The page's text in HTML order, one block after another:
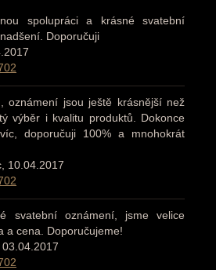
spolupráci a krásné svatební
Doporučuji
oznámení jsou ještě krásnější než
výběr i kvalitu produktů. Dokonce
doporučuji 100% a mnohokrát
10.04.2017
svatební oznámení, jsme velice
a cena. Doporučujeme!